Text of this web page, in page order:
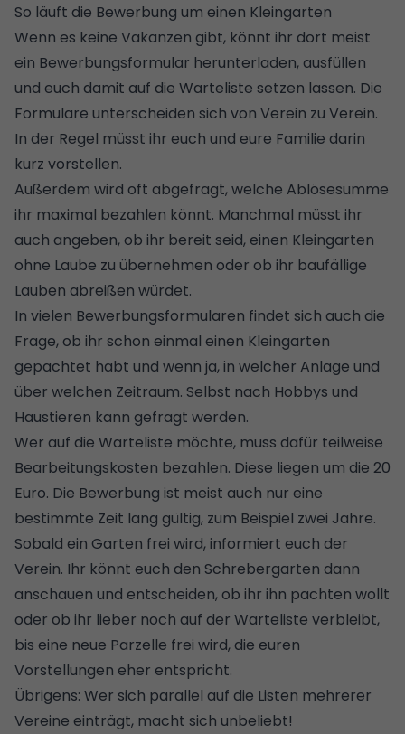
So läuft die Bewerbung um einen Kleingarten
Wenn es keine Vakanzen gibt, könnt ihr dort meist
ein Bewerbungsformular herunterladen, ausfüllen
und euch damit auf die Warteliste setzen lassen. Die
Formulare unterscheiden sich von Verein zu Verein.
In der Regel müsst ihr euch und eure Familie darin
kurz vorstellen.
Außerdem wird oft abgefragt, welche Ablösesumme
ihr maximal bezahlen könnt. Manchmal müsst ihr
auch angeben, ob ihr bereit seid, einen Kleingarten
ohne Laube zu übernehmen oder ob ihr baufällige
Lauben abreißen würdet.
In vielen Bewerbungsformularen findet sich auch die
Frage, ob ihr schon einmal einen Kleingarten
gepachtet habt und wenn ja, in welcher Anlage und
über welchen Zeitraum. Selbst nach Hobbys und
Haustieren kann gefragt werden.
Wer auf die Warteliste möchte, muss dafür teilweise
Bearbeitungskosten bezahlen. Diese liegen um die 20
Euro. Die Bewerbung ist meist auch nur eine
bestimmte Zeit lang gültig, zum Beispiel zwei Jahre.
Sobald ein Garten frei wird, informiert euch der
Verein. Ihr könnt euch den Schrebergarten dann
anschauen und entscheiden, ob ihr ihn pachten wollt
oder ob ihr lieber noch auf der Warteliste verbleibt,
bis eine neue Parzelle frei wird, die euren
Vorstellungen eher entspricht.
Übrigens: Wer sich parallel auf die Listen mehrerer
Vereine einträgt, macht sich unbeliebt!